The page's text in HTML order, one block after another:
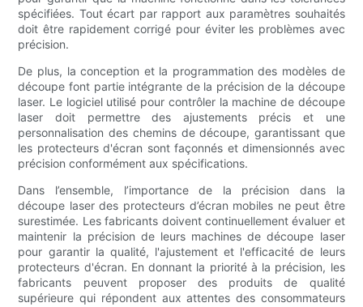
spécifiées. Tout écart par rapport aux paramètres souhaités
doit être rapidement corrigé pour éviter les problèmes avec
précision.
De plus, la conception et la programmation des modèles de
découpe font partie intégrante de la précision de la découpe
laser. Le logiciel utilisé pour contrôler la machine de découpe
laser doit permettre des ajustements précis et une
personnalisation des chemins de découpe, garantissant que
les protecteurs d'écran sont façonnés et dimensionnés avec
précision conformément aux spécifications.
Dans l’ensemble, l’importance de la précision dans la
découpe laser des protecteurs d’écran mobiles ne peut être
surestimée. Les fabricants doivent continuellement évaluer et
maintenir la précision de leurs machines de découpe laser
pour garantir la qualité, l'ajustement et l'efficacité de leurs
protecteurs d'écran. En donnant la priorité à la précision, les
fabricants peuvent proposer des produits de qualité
supérieure qui répondent aux attentes des consommateurs